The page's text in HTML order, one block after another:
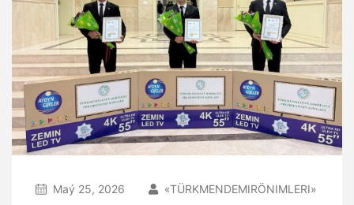
Maý 25, 2026 «TÜRKMENDEMIRÖNIMLERI»